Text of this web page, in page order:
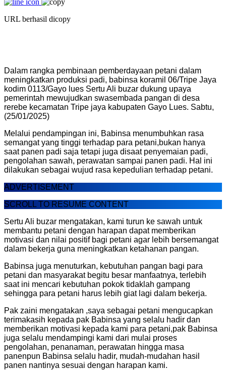
URL berhasil dicopy
Dalam rangka pembinaan pemberdayaan petani dalam
meningkatkan produksi padi, babinsa koramil 06/Tripe Jaya
kodim 0113/Gayo lues Sertu Ali buzar dukung upaya
pemerintah mewujudkan swasembada pangan di desa
rerebe kecamatan Tripe jaya kabupaten Gayo Lues. Sabtu,
(25/01/2025)
Melalui pendampingan ini, Babinsa menumbuhkan rasa
semangat yang tinggi terhadap para petani,bukan hanya
saat panen padi saja tetapi juga disaat penyemaian padi,
pengolahan sawah, perawatan sampai panen padi. Hal ini
dilakukan sebagai wujud rasa kepedulian terhadap petani.
ADVERTISEMENT
SCROLL TO RESUME CONTENT
Sertu Ali buzar mengatakan, kami turun ke sawah untuk
membantu petani dengan harapan dapat memberikan
motivasi dan nilai positif bagi petani agar lebih bersemangat
dalam bekerja guna meningkatkan ketahanan pangan.
Babinsa juga menuturkan, kebutuhan pangan bagi para
petani dan masyarakat begitu besar manfaatnya, terlebih
saat ini mencari kebutuhan pokok tidaklah gampang
sehingga para petani harus lebih giat lagi dalam bekerja.
Pak zaini mengatakan ,saya sebagai petani mengucapkan
terimakasih kepada pak Babinsa yang selalu hadir dan
memberikan motivasi kepada kami para petani,pak Babinsa
juga selalu mendampingi kami dari mulai proses
pengolahan, penanaman, perawatan hingga masa
panenpun Babinsa selalu hadir, mudah-mudahan hasil
panen nantinya sesuai dengan harapan kami.